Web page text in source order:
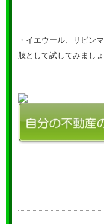
・イエウール、リビン
肢として試してみましょ